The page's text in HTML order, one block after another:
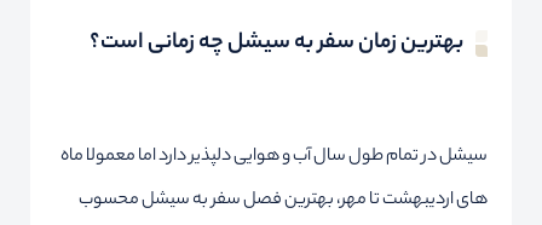
بهترین زمان سفر به سیشل چه زمانی است؟
سیشل در تمام طول سال آب و هوایی دلپذیر دارد اما معمولا ماه
های اردیبهشت تا مهر، بهترین فصل سفر به سیشل محسوب